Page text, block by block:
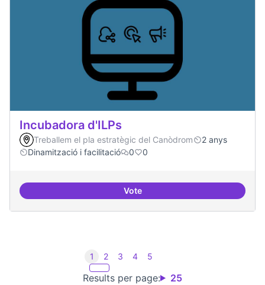
Incubadora d'ILPs
Treballem el pla estratègic del Canòdrom
2 anys
Dinamització i facilitació
0 0
VoteIncubadora d'ILPs
Results per page: 25
1 2 3 4 5